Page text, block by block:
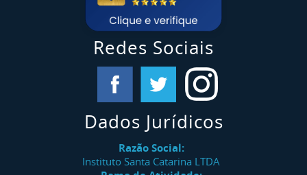
Redes Sociais
Dados Jurídicos
Razão Social:
Instituto Santa Catarina LTDA